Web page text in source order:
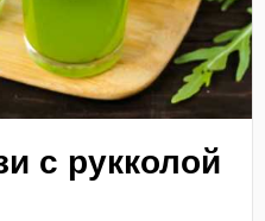
с рукколой